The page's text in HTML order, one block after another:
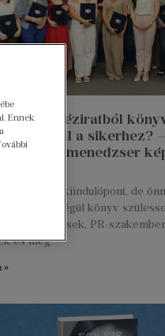
egy kéziratból
kell a sikerhez?
kiadói menedzser
már jó kiindulópont, de
hogy végül könyv
marketingesek, PR-
és még
»
Ennek